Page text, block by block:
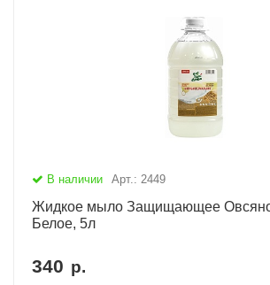
В наличии Арт.: 2449
Жидкое мыло Защищающее
Белое, 5л
340 р.